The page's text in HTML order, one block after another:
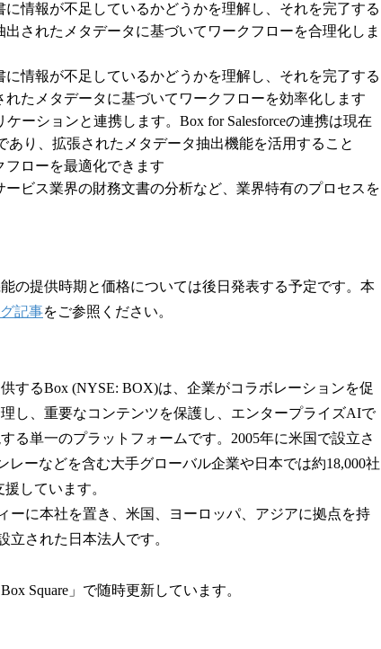
情報が不足しているかどうかを理解し、それを完了する
されたメタデータに基づいてワークフローを合理化しま
情報が不足しているかどうかを理解し、それを完了する
たメタデータに基づいてワークフローを効率化します
ーションと連携します。Box for Salesforceの連携は現在
り、拡張されたメタデータ抽出機能を活用すること
フローを最適化できます
ビス業界の財務文書の分析など、業界特有のプロセスを
の提供時期と価格については後日発表する予定です。本
記事をご参照ください。
するBox (NYSE: BOX)は、企業がコラボレーションを促
し、重要なコンテンツを保護し、エンタープライズAIで
る単一のプラットフォームです。2005年に米国で設立さ
ーなどを含む大手グローバル企業や日本では約18,000社
しています。
ーに本社を置き、米国、ヨーロッパ、アジアに拠点を持
立された日本法人です。
Square」で随時更新しています。